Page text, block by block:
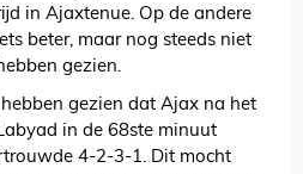
in Ajaxtenue. Op de andere
beter, maar nog steeds niet
gezien.
gezien dat Ajax na het
in de 68ste minuut
4-2-3-1. Dit mocht